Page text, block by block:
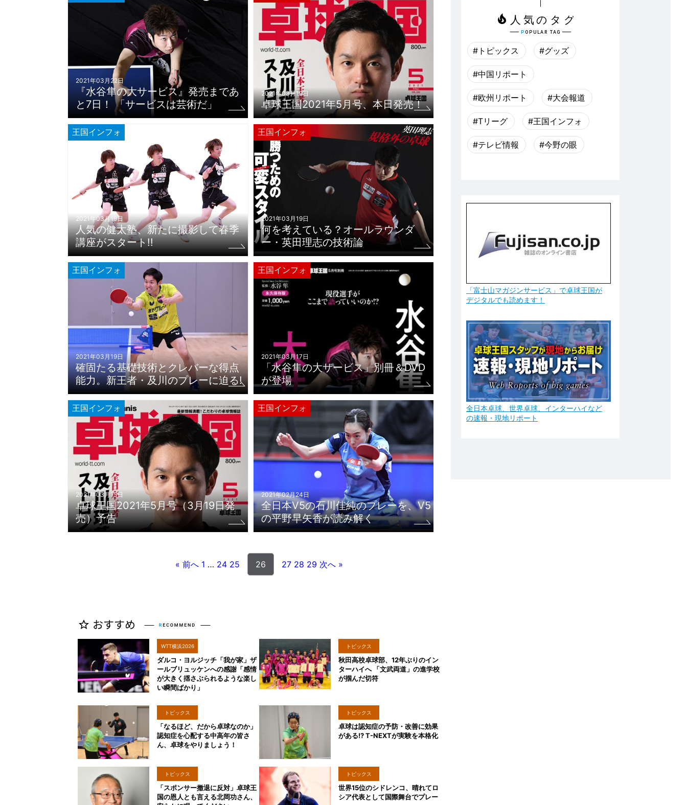
2021年03月22日
『水谷隼の大サービス』発売まであ
と7日！ 「サービスは芸術だ」
2021年03月19日
卓球王国2021年5月号、本日発売！
王国インフォ
2021年03月19日
人気の健太塾、新たに撮影して春季
講座がスタート!!
王国インフォ
2021年03月19日
何を考えている？オールラウンダ
ー・英田理志の技術論
王国インフォ
2021年03月19日
確固たる基礎技術とクレバーな得点
能力。新王者・及川のプレーに迫る!
王国インフォ
2021年03月17日
「水谷隼の大サービス」別冊＆DVD
が登場
王国インフォ
2021年03月15日
卓球王国2021年5月号（3月19日発
売）予告
王国インフォ
2021年02月24日
全日本V5の石川佳純のプレーを、V5
の平野早矢香が読み解く
« 前へ 1 … 24 25 26 27 28 29 次へ »
WTT横浜2026
ダルコ・ヨルジッチ「我が家」ザ
ールブリュッケンへの感謝「感情
が大きく揺さぶられるような楽し
い瞬間ばかり」
トピックス
秋田高校卓球部、12年ぶりのイン
ターハイへ 「文武両道」の進学校
が掴んだ切符
トピックス
「なるほど、だから卓球なのか」
認知症を心配する中高年の皆さ
ん、卓球をやりましょう！
トピックス
卓球は認知症の予防・改善に効果
がある!? T-NEXTが実験を本格化
トピックス
「スポンサー撤退に反対」卓球王
国の恩人とも言える北岡功さん、
トピックス
世界15位のシドレンコ、晴れてロ
シア代表として国際舞台でプレー
#トピックス #グッズ
#中国リポート
#欧州リポート #大会報道
#Tリーグ #王国インフォ
#テレビ情報 #今野の眼
「富士山マガジンサービス」で卓球王国が
デジタルでも読めます！
全日本卓球、世界卓球、インターハイなど
の速報・現地リポート